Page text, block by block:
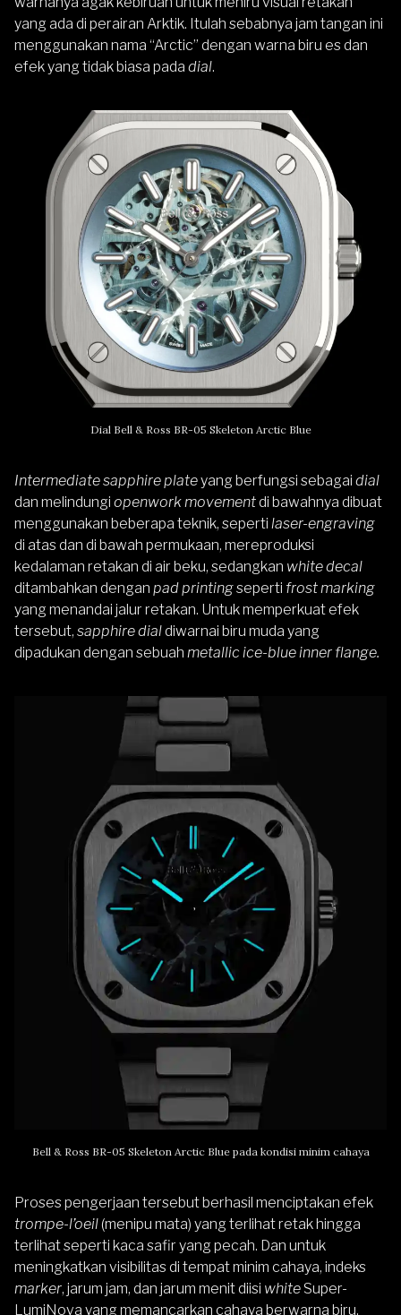
yang ada di perairan Arktik. Itulah sebabnya jam tangan ini
menggunakan nama “Arctic” dengan warna biru es dan
efek yang tidak biasa pada dial.
Dial Bell & Ross BR-05 Skeleton Arctic Blue
Intermediate sapphire plateyang berfungsi sebagai dial
dan melindungi openwork movementdi bawahnya dibuat
menggunakan beberapa teknik, seperti laser-engraving
di atas dan di bawah permukaan, mereproduksi
kedalaman retakan di air beku, sedangkan white decal
ditambahkan dengan pad printingseperti frost marking
yang menandai jalur retakan. Untuk memperkuat efek
tersebut, sapphire dialdiwarnai biru muda yang
dipadukan dengan sebuah metallic ice-blue inner flange.
Bell & Ross BR-05 Skeleton Arctic Blue pada kondisi minim cahaya
Proses pengerjaan tersebut berhasil menciptakan efek
trompe-l’oeil(menipu mata) yang terlihat retak hingga
terlihat seperti kaca safir yang pecah. Dan untuk
meningkatkan visibilitas di tempat minim cahaya, indeks
marker, jarum jam, dan jarum menit diisi white Super-
LumiNova yang memancarkan cahaya berwarna biru.